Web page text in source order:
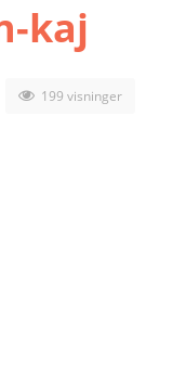
kaj
199 visninger